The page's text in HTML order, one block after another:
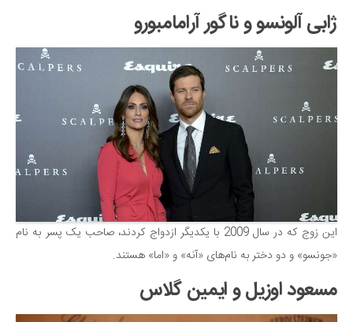
ژابی آلونسو و ناگور آرامامبورو
این زوج که در سال 2009 با یکدیگر ازدواج کردند، صاحب یک پسر به نام
«جونسو» و دو دختر به نام‌های «آنه» و «اما» هستند.
مسعود اوزیل و ایمین گلاس